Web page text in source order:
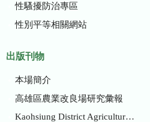
性騷擾防治專區
性別平等相關網站
出版刊物
本場簡介
高雄區農業改良場研究彙報
Kaohsiung District Agricultural Research and Extension Station